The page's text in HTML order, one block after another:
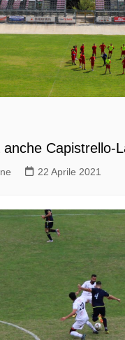
anche Capistrello-
22 Aprile 2021